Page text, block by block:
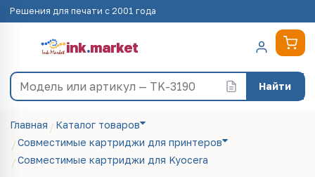
Решения для печати с 2001 года
ink.market
Найти
Главная
Каталог товаров
Совместимые картриджи для принтеров
Совместимые картриджи для Kyocera